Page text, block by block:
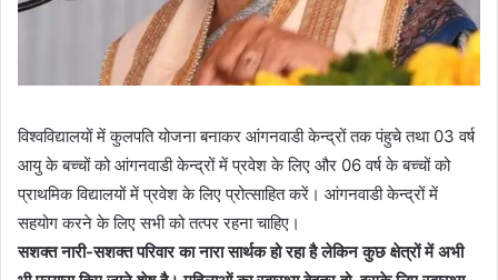
विश्वविद्यालयों में कुलपति योजना बनाकर आंगनवाडी केन्द्रों तक पंहुचे तथा 03 वर्ष
आयु के बच्चों को आंगनवाडी केन्द्रों में प्रवेश के लिए और 06 वर्ष के बच्चों को
प्राथमिक विद्यालयों में प्रवेश के लिए प्रोत्साहित करें। आंगनवाडी केन्द्रों में
सहयोग करने के लिए सभी को तत्पर रहना चाहिए।
सशक्त नारी-सशक्त परिवार का नारा सार्थक हो रहा है लेकिन कुछ क्षेत्रों में अभी